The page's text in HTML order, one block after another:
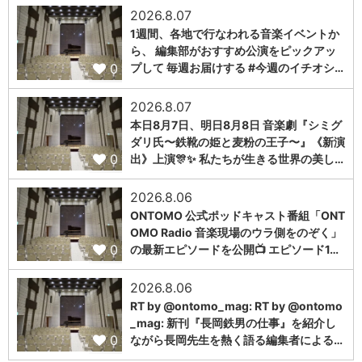
0
2026.8.07
1週間、各地で行なわれる音楽イベントか
ら、 編集部がおすすめ公演をピックアッ
プして 毎週お届けする #今週のイチオシ…
0
2026.8.07
本日8月7日、明日8月8日 音楽劇『シミグ
ダリ氏〜鉄靴の姫と麦粉の王子〜』《新演
出》上演🎊✨ 私たちが生きる世界の美し…
0
2026.8.06
ONTOMO 公式ポッドキャスト番組「ONT
OMO Radio 音楽現場のウラ側をのぞく」
の最新エピソードを公開📺 エピソード1…
0
2026.8.06
RT by @ontomo_mag: RT by @ontomo
_mag: 新刊『長岡鉄男の仕事』を紹介し
ながら長岡先生を熱く語る編集者による…